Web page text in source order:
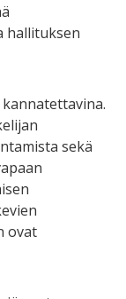
hallituksen
sekä
ovat